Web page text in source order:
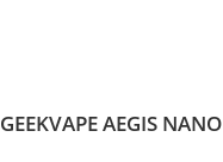
GEEKVAPE AEGIS